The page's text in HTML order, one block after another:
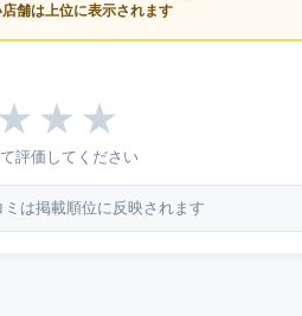
舗は上位に表示されます
★ ★ ★
評価してください
ミは掲載順位に反映されます